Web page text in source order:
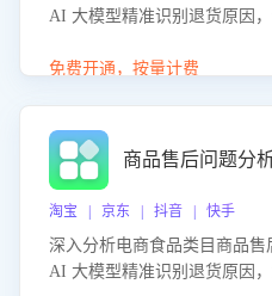
AI 大模型精准识别退货原因
力商家优化产品或服务，实现
免费开通，按量计费
商品售后问题分
淘宝 | 京东 | 抖音 | 快手
深入分析电商食品类目商品
AI 大模型精准识别退货原因